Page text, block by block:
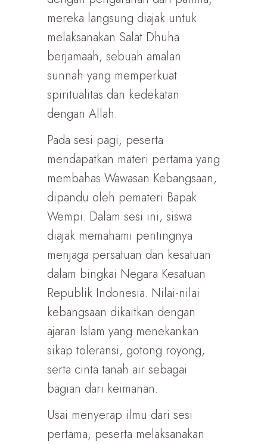
mereka langsung diajak untuk
melaksanakan Salat Dhuha
berjamaah, sebuah amalan
sunnah yang memperkuat
spiritualitas dan kedekatan
dengan Allah.
Pada sesi pagi, peserta
mendapatkan materi pertama yang
membahas Wawasan Kebangsaan,
dipandu oleh pemateri Bapak
Wempi. Dalam sesi ini, siswa
diajak memahami pentingnya
menjaga persatuan dan kesatuan
dalam bingkai Negara Kesatuan
Republik Indonesia. Nilai-nilai
kebangsaan dikaitkan dengan
ajaran Islam yang menekankan
sikap toleransi, gotong royong,
serta cinta tanah air sebagai
bagian dari keimanan.
Usai menyerap ilmu dari sesi
pertama, peserta melaksanakan